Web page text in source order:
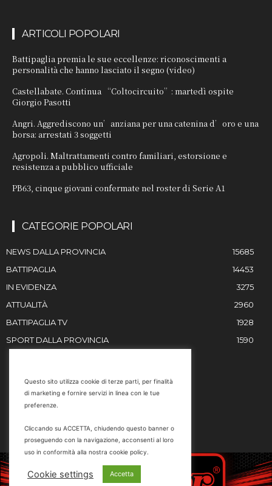
ARTICOLI POPOLARI
Battipaglia premia le sue eccellenze: riconoscimenti a
personalità che hanno lasciato il segno (video)
Castellabate. Continua “Coltocircuito”: martedì ospite
Giorgio Pasotti
Angri. Aggrediscono un’anziana per una catenina d’oro e una
borsa: arrestati 3 soggetti
Agropoli. Maltrattamenti contro familiari, estorsione e
resistenza a pubblico ufficiale
PB63, cinque giovani confermate nel roster di Serie A1
CATEGORIE POPOLARI
NEWS DALLA PROVINCIA
15685
BATTIPAGLIA
14453
IN EVIDENZA
3275
ATTUALITÀ
2960
BATTIPAGLIA TV
1928
SPORT DALLA PROVINCIA
1590
Email
marketing@battipaglia1929.it
carminegaldi@virgilio.it
Questo sito utilizza cookie di terze parti, per finalità
di marketing e fornire servizi in linea con le tue
preferenze.
Cliccando su ACCETTA, chiudendo questo banner o
proseguendo con la navigazione, acconsenti al loro
uso in conformità alla nostra cookie policy.
Cookie settings Accetta